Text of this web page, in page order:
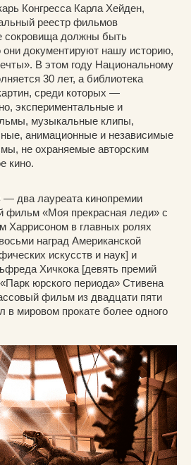
Конгресса Карла Хейден,
реестр фильмов
сокровища должны быть
документируют нашу историю,
В этом году Национальному
30 лет, а библиотека
среди которых —
экспериментальные и
музыкальные клипы,
анимационные и независимые
не охраняемые авторским
кино.
два лауреата кинопремии
фильм «Моя прекрасная леди» с
Харрисоном в главных ролях
наград Американской
искусств и наук] и
Хичкока [девять премий
юрского периода» Стивена
фильм из двадцати пяти
в мировом прокате более одного